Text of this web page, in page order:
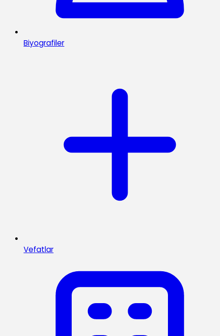
Biyografiler
Vefatlar